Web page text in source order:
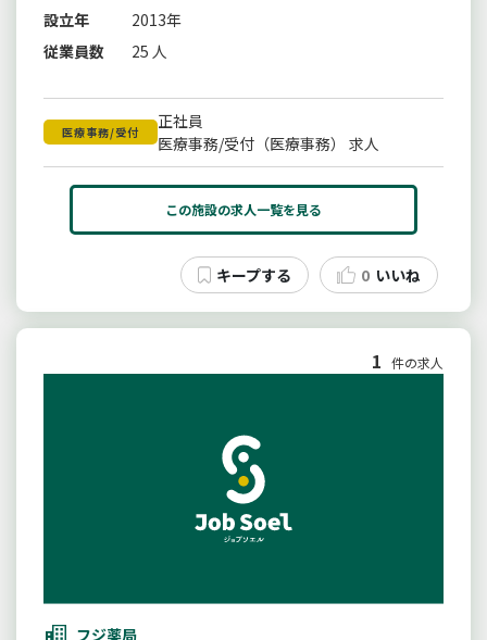
設立年
2013年
従業員数
25 人
医療事務/受付
正社員
医療事務/受付（医療事務） 求人
この施設の求人一覧を見る
0 いいね
1 件の求人
フジ薬局